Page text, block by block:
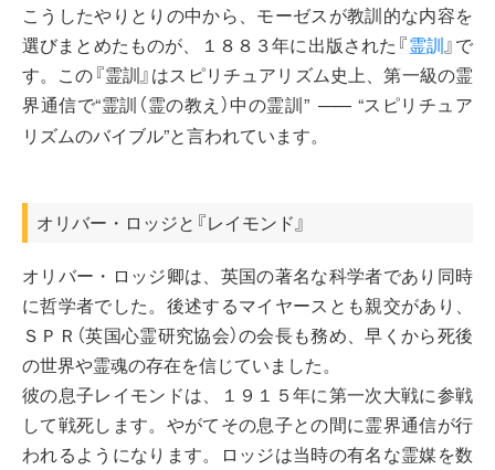
こうしたやりとりの中から、モーゼスが教訓的な内容を
選びまとめたものが、１８８３年に出版された『霊訓』で
す。この『霊訓』はスピリチュアリズム史上、第一級の霊
界通信で“霊訓（霊の教え）中の霊訓” ―― “スピリチュア
リズムのバイブル”と言われています。
オリバー・ロッジと『レイモンド』
オリバー・ロッジ卿は、英国の著名な科学者であり同時
に哲学者でした。後述するマイヤースとも親交があり、
ＳＰＲ（英国心霊研究協会）の会長も務め、早くから死後
の世界や霊魂の存在を信じていました。
彼の息子レイモンドは、１９１５年に第一次大戦に参戦
して戦死します。やがてその息子との間に霊界通信が行
われるようになります。ロッジは当時の有名な霊媒を数